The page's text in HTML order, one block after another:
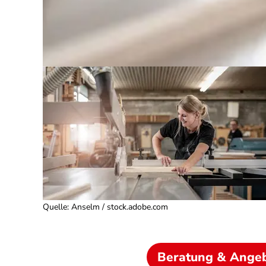
Quelle: Anselm / stock.adobe.com
Beratung &